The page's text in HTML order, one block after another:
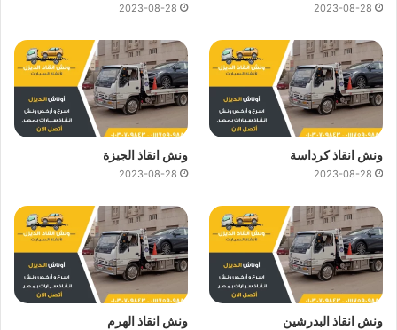
2023-08-28
2023-08-28
ونش انقاذ كرداسة
2023-08-28
ونش انقاذ الجيزة
2023-08-28
ونش انقاذ البدرشين ونش انقاذ الهرم